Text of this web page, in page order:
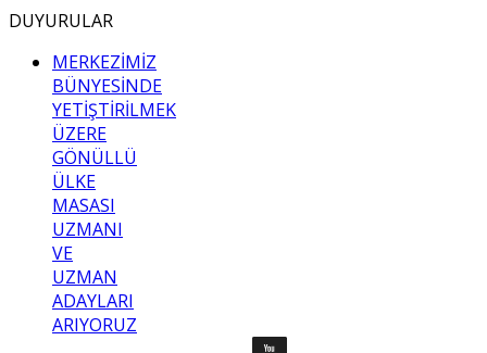
DUYURULAR
MERKEZİMİZ
BÜNYESİNDE
YETİŞTİRİLMEK
ÜZERE
GÖNÜLLÜ
ÜLKE
MASASI
UZMANI
VE
UZMAN
ADAYLARI
ARIYORUZ